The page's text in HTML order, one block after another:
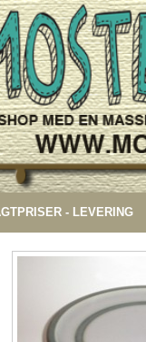
- LEVERING